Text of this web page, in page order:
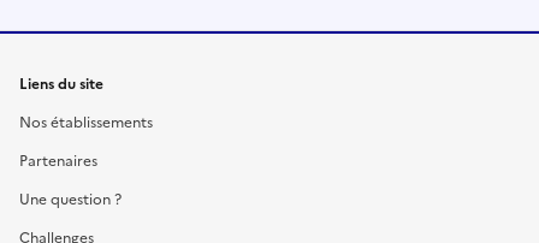
Liens du site
Nos établissements
Partenaires
Une question ?
Challenges